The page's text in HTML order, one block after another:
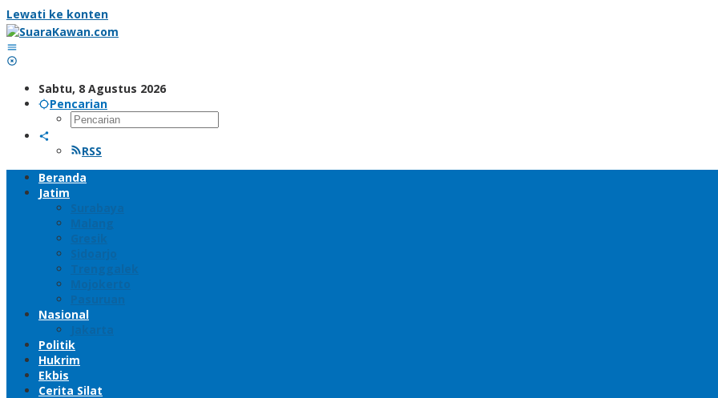
Lewati ke konten
Sabtu, 8 Agustus 2026
Pencarian
RSS
Beranda
Jatim
Surabaya
Malang
Gresik
Sidoarjo
Trenggalek
Mojokerto
Pasuruan
Nasional
Jakarta
Politik
Hukrim
Ekbis
Cerita Silat